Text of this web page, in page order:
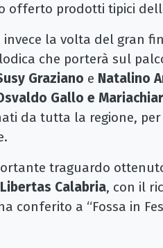
offerto prodotti tipici
invece la volta del gran
che porterà sul
Graziano e Natalino
Gallo e
da tutta la regione,
traguardo
Calabria, con il
conferito a “Fossa in